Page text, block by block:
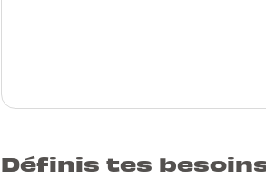
Définis tes